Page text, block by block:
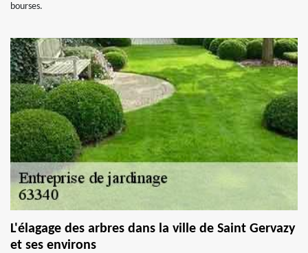
bourses.
L'élagage des arbres dans la ville de Saint Gervazy
et ses environs